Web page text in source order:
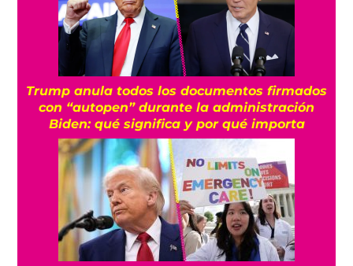
Trump anula todos los documentos firmados
con “autopen” durante la administración
Biden: qué significa y por qué importa